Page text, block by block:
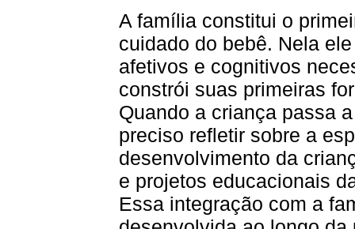
A família constitui o
cuidado do bebê. Nela
afetivos e cognitivos
constrói suas primeiras
Quando a criança passa
preciso refletir sobre a
desenvolvimento da
e projetos educacionais
Essa integração com a